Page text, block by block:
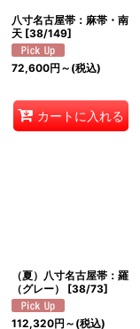
八寸名古屋帯：麻帯・南
天 [38/149]
72,600円 ～ (税込)
カートに入れる
（夏）八寸名古屋帯：羅
（グレー）
[38/73]
112,320円 ～ (税込)